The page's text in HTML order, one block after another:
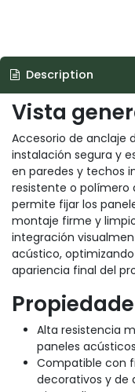
Description
Vista
Accesorio de anclaje
instalación segura y
en paredes y techos
resistente o polímero
permite fijar los
montaje firme y
integración
acústico,
apariencia final del
Alta resistencia
paneles
Compatible con
decorativos y de